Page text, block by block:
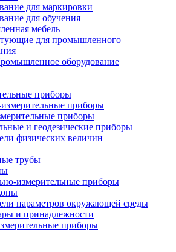
для маркировки
для обучения
мебель
для промышленного
оборудование
приборы
приборы
приборы
и геодезические приборы
физических величин
трубы
измерительные приборы
параметров окружающей среды
и принадлежности
приборы